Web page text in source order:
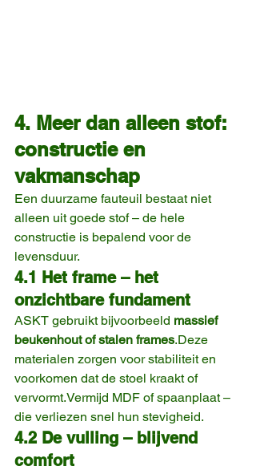
4. Meer dan alleen stof:
constructie en
vakmanschap
Een duurzame fauteuil bestaat niet
alleen uit goede stof – de hele
constructie is bepalend voor de
levensduur.
4.1 Het frame – het
onzichtbare fundament
ASKT gebruikt bijvoorbeeld massief
beukenhout of stalen frames.Deze
materialen zorgen voor stabiliteit en
voorkomen dat de stoel kraakt of
vervormt.Vermijd MDF of spaanplaat –
die verliezen snel hun stevigheid.
4.2 De vulling – blijvend
comfort